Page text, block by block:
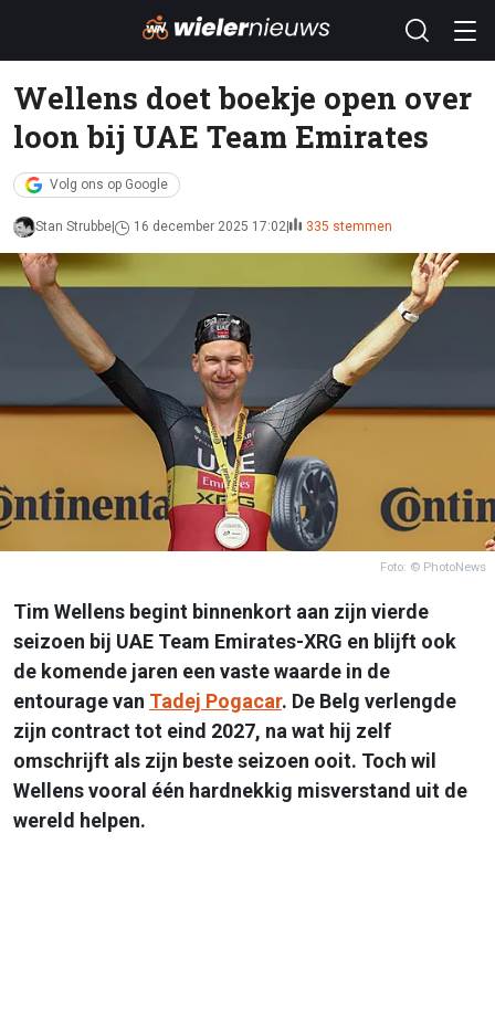
Wellens doet boekje open over
loon bij UAE Team Emirates
Volg ons op Google
Stan Strubbe 16 december 2025 17:02 335 stemmen
Foto: © PhotoNews
Tim Wellens begint binnenkort aan zijn vierde
seizoen bij UAE Team Emirates-XRG en blijft ook
de komende jaren een vaste waarde in de
entourage van Tadej Pogacar. De Belg verlengde
zijn contract tot eind 2027, na wat hij zelf
omschrijft als zijn beste seizoen ooit. Toch wil
Wellens vooral één hardnekkig misverstand uit de
wereld helpen.